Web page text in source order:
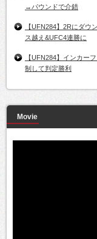
→パウンドで介錯
【UFN284】2Rにダウ
ス越え&UFC4連勝に
【UFN284】インカー
制して判定勝利
Movie